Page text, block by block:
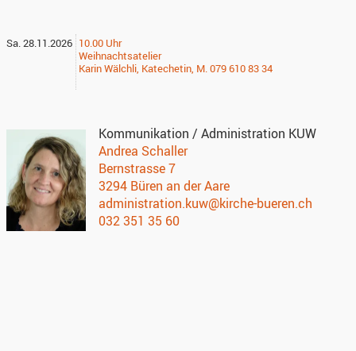
Sa. 28.11.2026 10.00 Uhr
Weihnachtsatelier
Karin Wälchli, Katechetin, M. 079 610 83 34
Kommunikation / Administration KUW
Andrea Schaller
Bernstrasse 7
3294 Büren an der Aare
administration.kuw@kirche-bueren.ch
032 351 35 60